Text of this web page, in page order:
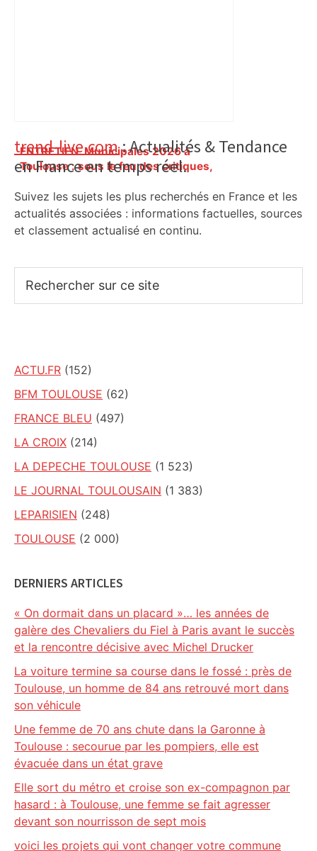
ENTRETIEN. Municipales 2026 à
Toulouse : sous le feu des critiques,
Piquemal, "ce n’est pas un accord de
postes" – ladepeche.fr
Primary
Sidebar
trend-live.com: Actualités & Tendance
en France en temps réel.
Suivez les sujets les plus recherchés en France et les
actualités associées : informations factuelles, sources
et classement actualisé en continu.
sur
ACTU.FR (152)
BFM TOULOUSE (62)
FRANCE BLEU (497)
LA CROIX (214)
LA DEPECHE TOULOUSE (1 523)
LE JOURNAL TOULOUSAIN (1 383)
LEPARISIEN (248)
TOULOUSE (2 000)
DERNIERS ARTICLES
« On dormait dans un placard »… les années de
galère des Chevaliers du Fiel à Paris avant le succès
et la rencontre décisive avec Michel Drucker
La voiture termine sa course dans le fossé : près de
Toulouse, un homme de 84 ans retrouvé mort dans
son véhicule
Une femme de 70 ans chute dans la Garonne à
Toulouse : secourue par les pompiers, elle est
évacuée dans un état grave
Elle sort du métro et croise son ex-compagnon par
hasard : à Toulouse, une femme se fait agresser
devant son nourrisson de sept mois
voici les projets qui vont changer votre commune